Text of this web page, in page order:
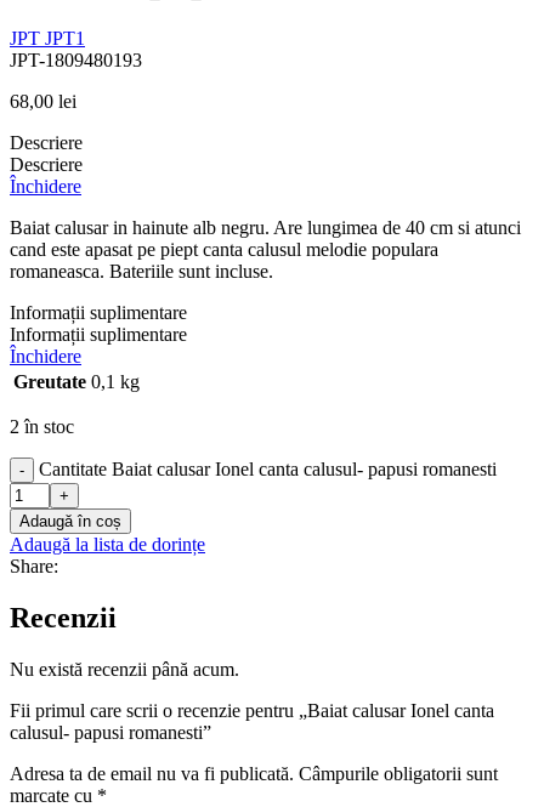
JPT JPT1
JPT-1809480193
68,00 lei
Descriere
Descriere
Închidere
Baiat calusar in hainute alb negru. Are lungimea de 40 cm si atunci
cand este apasat pe piept canta calusul melodie populara
romaneasca. Bateriile sunt incluse.
Informații suplimentare
Informații suplimentare
Închidere
Greutate 0,1 kg
2 în stoc
- Cantitate Baiat calusar Ionel canta calusul- papusi romanesti
+
Adaugă în coș
Adaugă la lista de dorințe
Share:
Recenzii
Nu există recenzii până acum.
Fii primul care scrii o recenzie pentru „Baiat calusar Ionel canta
calusul- papusi romanesti”
Adresa ta de email nu va fi publicată. Câmpurile obligatorii sunt
marcate cu *